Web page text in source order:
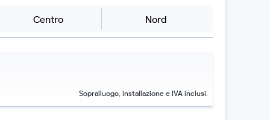
Centro Nord
Sopralluogo, installazione e IVA inclusi.